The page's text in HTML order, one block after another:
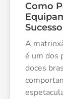
Como
A
é um dos
doces